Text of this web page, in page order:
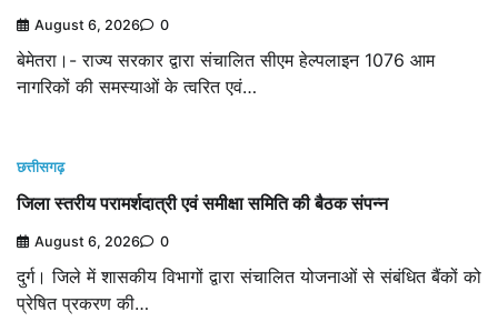
August 6, 2026 0
बेमेतरा।- राज्य सरकार द्वारा संचालित सीएम हेल्पलाइन 1076 आम
नागरिकों की समस्याओं के त्वरित एवं…
छत्तीसगढ़
जिला स्तरीय परामर्शदात्री एवं समीक्षा समिति की बैठक संपन्न
August 6, 2026 0
दुर्ग। जिले में शासकीय विभागों द्वारा संचालित योजनाओं से संबंधित बैंकों को
प्रेषित प्रकरण की…